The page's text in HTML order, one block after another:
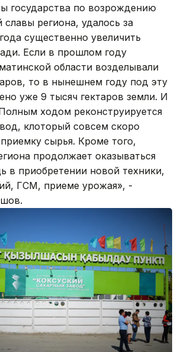
государства по возрождению
региона, удалось за
существенно увеличить
Если в прошлом году
области возделывали
то в нынешнем году под эту
уже 9 тысяч гектаров земли. И
ходом реконструируется
клоторый совсем скоро
сырья. Кроме того,
продолжает оказываться
в приобретении новой техники,
ГСМ, приеме урожая», -